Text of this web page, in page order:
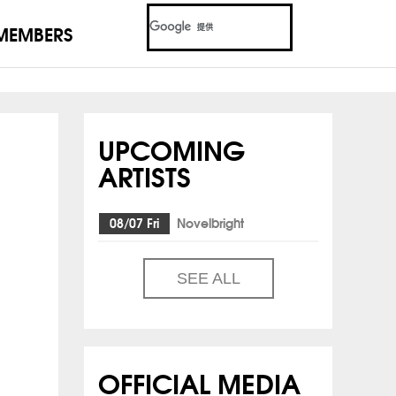
UPCOMING
ARTISTS
08/07 Fri Novelbright
SEE ALL
OFFICIAL MEDIA